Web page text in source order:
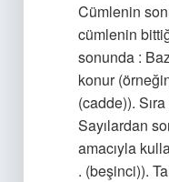
Cümlenin
cümlenin
sonunda :
konur
(cadde)).
Sayılardan
amacıyla
. (beşinci)).